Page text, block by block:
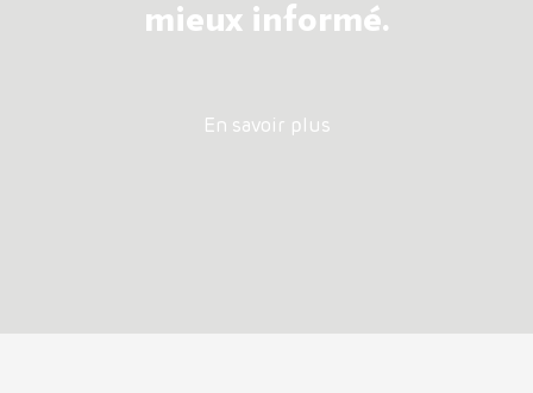
mieux informé.
En savoir plus